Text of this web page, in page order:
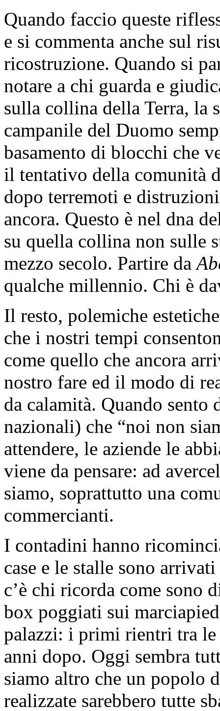
Quando faccio queste
e si commenta anche sul
ricostruzione. Quando si
notare a chi guarda e
sulla collina della Terra, la
campanile del Duomo
basamento di blocchi che
il tentativo della comunità
dopo terremoti e
ancora. Questo è nel dna
su quella collina non sulle
mezzo secolo. Partire da
qualche millennio. Chi è
Il resto, polemiche
che i nostri tempi
come quello che ancora
nostro fare ed il modo di
da calamità. Quando sento
nazionali) che “noi non
attendere, le aziende le
viene da pensare: ad
siamo, soprattutto una
commercianti.
I contadini hanno
case e le stalle sono
c’è chi ricorda come sono
box poggiati sui
palazzi: i primi rientri tra
anni dopo. Oggi sembra
siamo altro che un popolo
realizzate sarebbero tutte